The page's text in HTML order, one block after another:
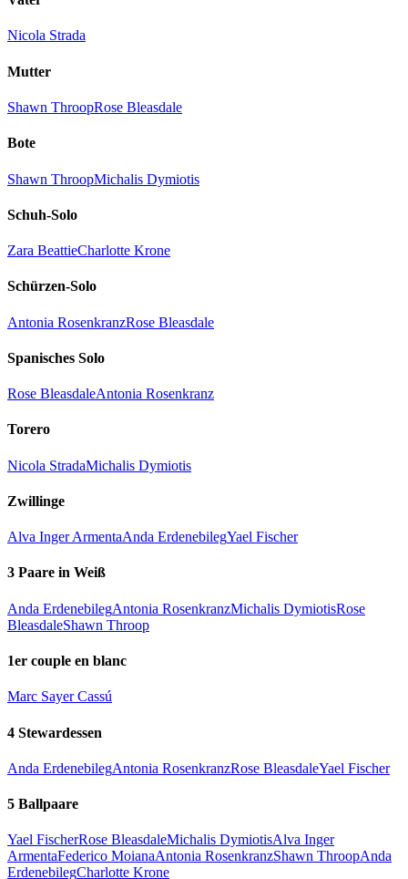
Nicola Strada
Mutter
Shawn ThroopRose Bleasdale
Bote
Shawn ThroopMichalis Dymiotis
Schuh-Solo
Zara BeattieCharlotte Krone
Schürzen-Solo
Antonia RosenkranzRose Bleasdale
Spanisches Solo
Rose BleasdaleAntonia Rosenkranz
Torero
Nicola StradaMichalis Dymiotis
Zwillinge
Alva Inger ArmentaAnda ErdenebilegYael Fischer
3 Paare in Weiß
Anda ErdenebilegAntonia RosenkranzMichalis DymiotisRose
BleasdaleShawn Throop
1er couple en blanc
Marc Sayer Cassú
4 Stewardessen
Anda ErdenebilegAntonia RosenkranzRose BleasdaleYael Fischer
5 Ballpaare
Yael FischerRose BleasdaleMichalis DymiotisAlva Inger
ArmentaFederico MoianaAntonia RosenkranzShawn ThroopAnda
ErdenebilegCharlotte Krone